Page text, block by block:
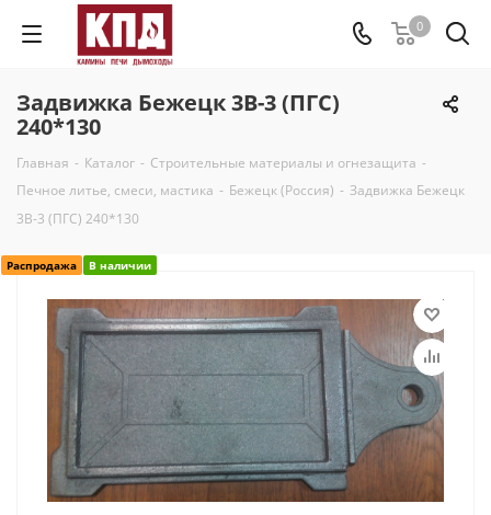
0
Задвижка Бежецк 3В-3 (ПГС)
240*130
Главная - Каталог - Строительные материалы и огнезащита -
Печное литье, смеси, мастика - Бежецк (Россия) - Задвижка Бежецк
3В-3 (ПГС) 240*130
Распродажа В наличии